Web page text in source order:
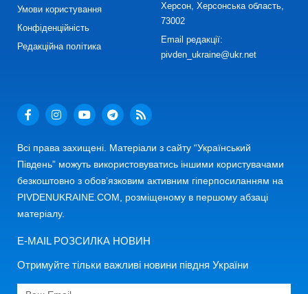
Умови користування
Конфіденційність
Редакційна політика
Херсон, Херсонська область,
73002
Email редакції:
pivden_ukraine@ukr.net
Всі права захищені. Матеріали з сайту “Український
Південь” можуть використовуватись іншими користувачами
безкоштовно з обов’язковим активним гіперпосиланням на
PIVDENUKRAINE.COM, розміщеному в першому абзаці
матеріалу.
E-MAIL РОЗСИЛКА НОВИН
Отримуйте тільки важливі новини півдня України